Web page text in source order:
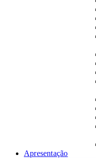
Apresentação